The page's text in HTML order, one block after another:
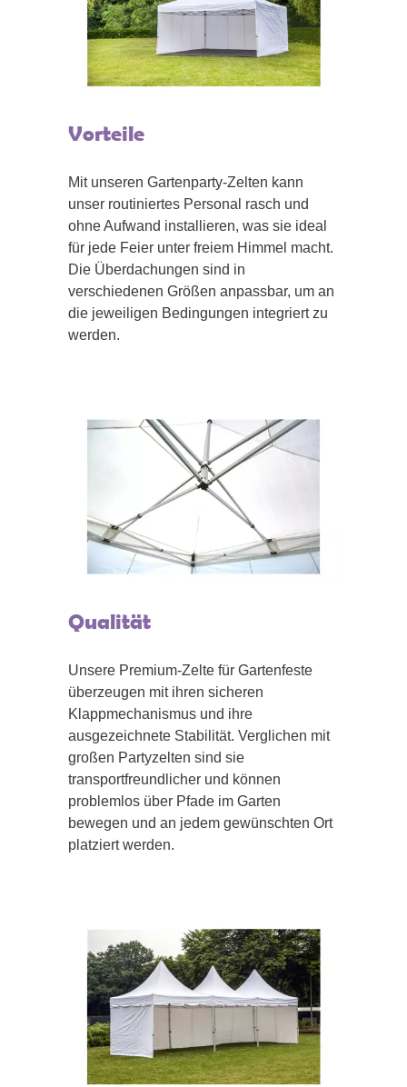
Vorteile
Mit unseren Gartenparty-Zelten kann
unser routiniertes Personal rasch und
ohne Aufwand installieren, was sie ideal
für jede Feier unter freiem Himmel macht.
Die Überdachungen sind in
verschiedenen Größen anpassbar, um an
die jeweiligen Bedingungen integriert zu
werden.
Qualität
Unsere Premium-Zelte für Gartenfeste
überzeugen mit ihren sicheren
Klappmechanismus und ihre
ausgezeichnete Stabilität. Verglichen mit
großen Partyzelten sind sie
transportfreundlicher und können
problemlos über Pfade im Garten
bewegen und an jedem gewünschten Ort
platziert werden.